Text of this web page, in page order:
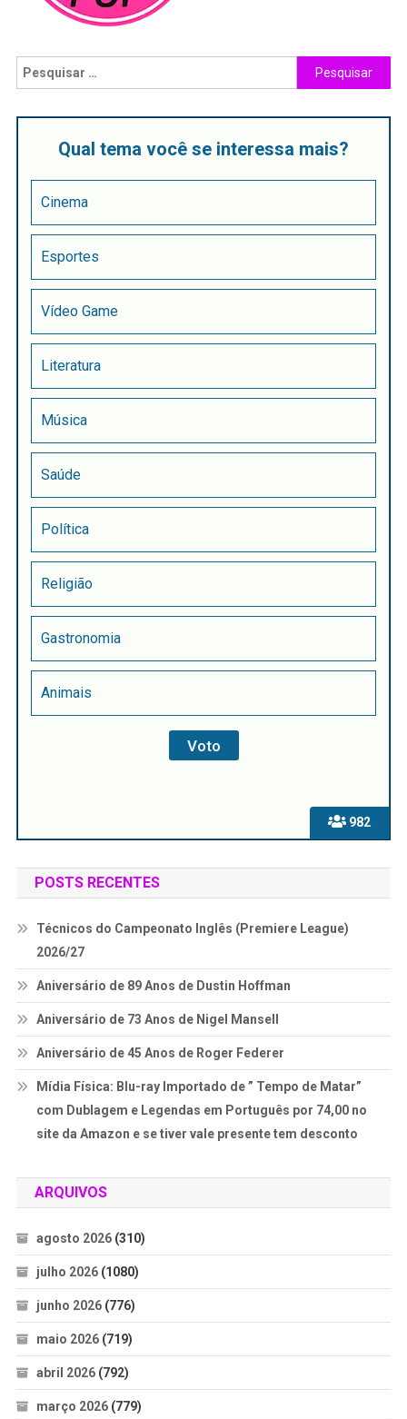
982
Qual tema você se interessa mais?
Cinema
Esportes
Vídeo Game
Literatura
Música
Saúde
Política
Religião
Gastronomia
Animais
POSTS RECENTES
Técnicos do Campeonato Inglês (Premiere League)
2026/27
Aniversário de 89 Anos de Dustin Hoffman
Aniversário de 73 Anos de Nigel Mansell
Aniversário de 45 Anos de Roger Federer
Mídia Física: Blu-ray Importado de ” Tempo de Matar”
com Dublagem e Legendas em Português por 74,00 no
site da Amazon e se tiver vale presente tem desconto
ARQUIVOS
agosto 2026(310)
julho 2026(1080)
junho 2026(776)
maio 2026(719)
abril 2026(792)
março 2026(779)